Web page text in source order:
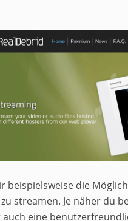
beispielsweise die
streamen. Je näher du
eine